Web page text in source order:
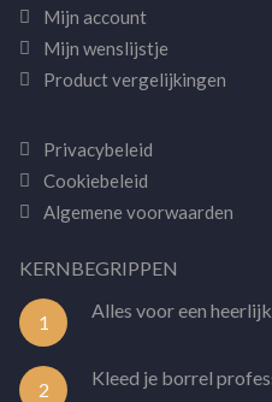
Mijn account
Mijn wenslijstje
Product vergelijkingen
Privacybeleid
Cookiebeleid
Algemene voorwaarden
KERNBEGRIPPEN
1
Alles voor een
2
Kleed je borrel